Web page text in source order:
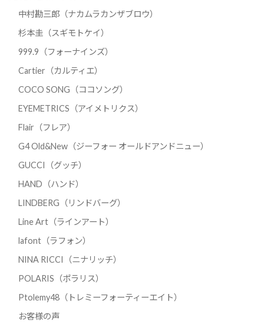
中村勘三郎（ナカムラカンザブロウ）
杉本圭（スギモトケイ）
999.9（フォーナインズ）
Cartier（カルティエ）
COCO SONG（ココソング）
EYEMETRICS（アイメトリクス）
Flair（フレア）
G4 Old&New（ジーフォー オールドアンドニュー）
GUCCI（グッチ）
HAND（ハンド）
LINDBERG（リンドバーグ）
Line Art（ラインアート）
lafont（ラフォン）
NINA RICCI（ニナリッチ）
POLARIS（ポラリス）
Ptolemy48（トレミーフォーティーエイト）
お客様の声